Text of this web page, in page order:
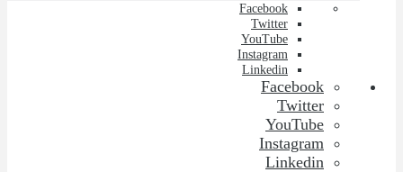
Facebook
Twitter
YouTube
Instagram
Linkedin
Facebook
Twitter
YouTube
Instagram
Linkedin